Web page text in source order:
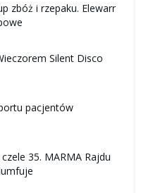
zbóż i rzepaku. Elewarr
Silent Disco
pacjentów
35. MARMA Rajdu